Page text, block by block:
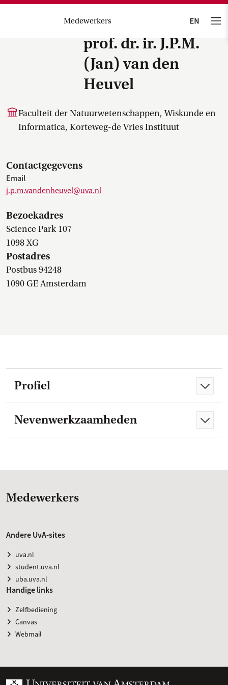
Medewerkers
prof. dr. ir. J.P.M.
(Jan) van den
Heuvel
Faculteit der Natuurwetenschappen, Wiskunde en
Informatica, Korteweg-de Vries Instituut
Contactgegevens
Email
j.p.m.vandenheuvel@uva.nl
Bezoekadres
Science Park 107
1098 XG
Postadres
Postbus 94248
1090 GE Amsterdam
Profiel
Nevenwerkzaamheden
Medewerkers
Andere UvA-sites
uva.nl
student.uva.nl
uba.uva.nl
Handige links
Zelfbediening
Canvas
Webmail